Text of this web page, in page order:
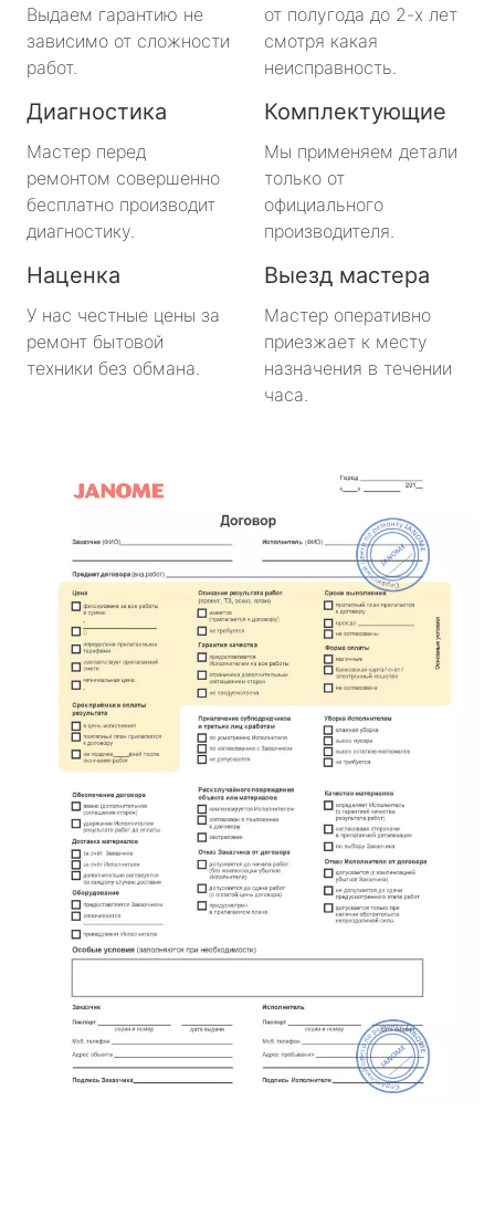
Выдаем гарантию не
зависимо от сложности
работ.
от полугода до 2-х лет
смотря какая
неисправность.
Диагностика
Мастер перед
ремонтом совершенно
бесплатно производит
диагностику.
Комплектующие
Мы применяем детали
только от
официального
производителя.
Наценка
У нас честные цены за
ремонт бытовой
техники без обмана.
Выезд мастера
Мастер оперативно
приезжает к месту
назначения в течении
часа.